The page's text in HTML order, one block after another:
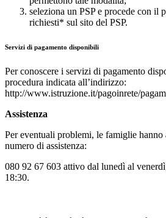
seleziona un PSP e procede con il
richiesti* sul sito del PSP.
Servizi di pagamento disponibili
Per conoscere i servizi di pagamento
procedura indicata all’indirizzo:
http://www.istruzione.it/pagoinrete/
Assistenza
Per eventuali problemi, le famiglie hanno
numero di assistenza:
080 92 67 603 attivo dal lunedì al
18:30.